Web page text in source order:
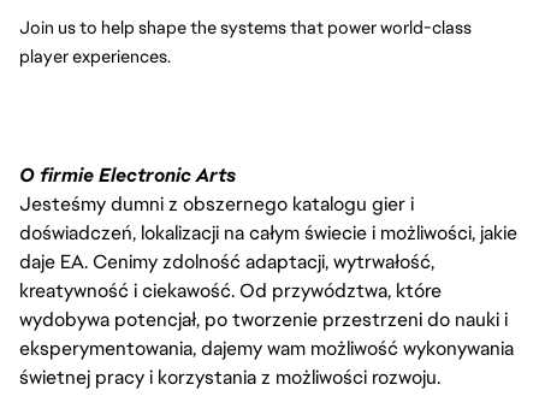
Join us to help shape the systems that power world-class
player experiences.
O firmie Electronic Arts
Jesteśmy dumni z obszernego katalogu gier i
doświadczeń, lokalizacji na całym świecie i możliwości, jakie
daje EA. Cenimy zdolność adaptacji, wytrwałość,
kreatywność i ciekawość. Od przywództwa, które
wydobywa potencjał, po tworzenie przestrzeni do nauki i
eksperymentowania, dajemy wam możliwość wykonywania
świetnej pracy i korzystania z możliwości rozwoju.